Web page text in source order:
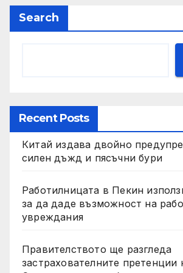
Search
Recent Posts
Китай издава двойно
силен дъжд и пясъчни бури
Работилницата в Пекин
за да даде възможност на
увреждания
Правителството ще разгледа
застрахователните претенции